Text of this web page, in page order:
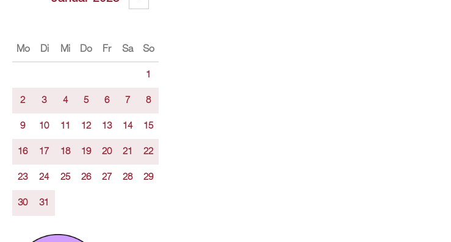
Mo Di Mi Do Fr Sa So
1
2 3 4 5 6 7 8
9 10 11 12 13 14 15
16 17 18 19 20 21 22
23 24 25 26 27 28 29
30 31